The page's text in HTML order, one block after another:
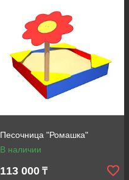
Песочница "Ромашка"
В наличии
113 000 ₸